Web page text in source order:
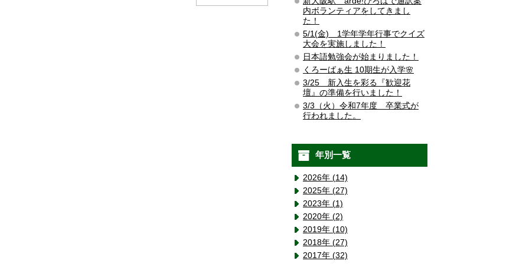
内ボランティアをしてきまし
た！
5/1(金) 1学年学年行事でクイズ
大会を実施しました！
日本語勉強会が始まりました！
くろーばぁ生 10期生が入学🌸
3/25 新入生を彩る『歓迎花
壇』の準備を行いました！
3/3（火）令和7年度 卒業式が
行われました。
年別一覧
2026年 (14)
2025年 (27)
2023年 (1)
2020年 (2)
2019年 (10)
2018年 (27)
2017年 (32)